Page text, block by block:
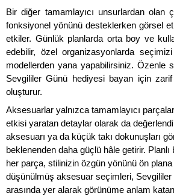
Bir diğer tamamlayıcı unsurlardan olan
fonksiyonel yönünü desteklerken görsel
etkiler. Günlük planlarda orta boy ve
edebilir, özel organizasyonlarda
modellerden yana yapabilirsiniz. Özenle
Sevgililer Günü hediyesi bayan için
oluşturur.
Aksesuarlar yalnızca tamamlayıcı
etkisi yaratan detaylar olarak da
aksesuarı ya da küçük takı dokunuşları
beklenenden daha güçlü hâle getirir.
her parça, stilinizin özgün yönünü ön plana
düşünülmüş aksesuar seçimleri,
arasında yer alarak görünüme anlam